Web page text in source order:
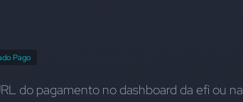
Pago
do pagamento no dashboard da efi ou na